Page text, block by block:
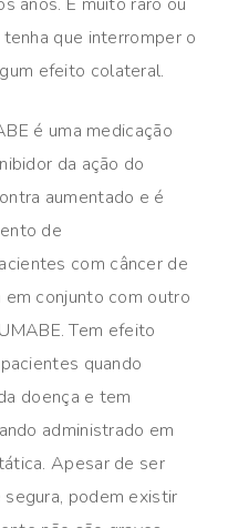
que interromper o
efeito colateral.
é uma medicação
da ação do
aumentado e é
de
com câncer de
em conjunto com outro
Tem efeito
quando
doença e tem
administrado em
Apesar de ser
podem existir